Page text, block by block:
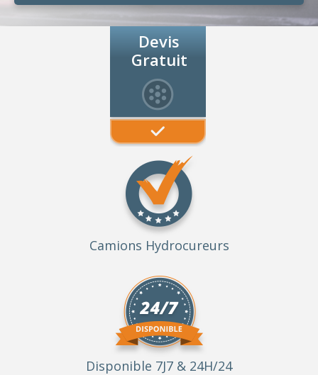
Devis
Gratuit
Camions Hydrocureurs
Disponible 7J7 & 24H/24